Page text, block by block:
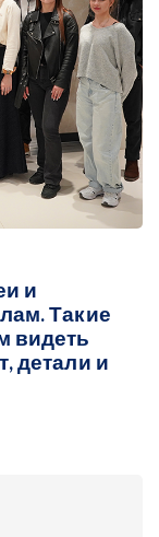
и
Такие
видеть
детали и